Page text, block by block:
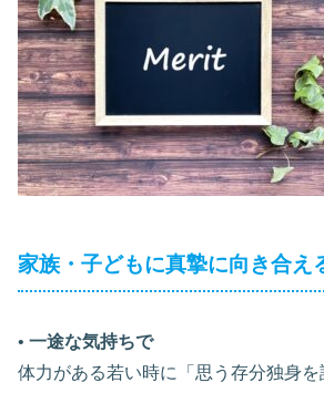
家族・子どもに真摯に向き合え
• 一途な気持ちで
体力がある若い時に「思う存分独身を